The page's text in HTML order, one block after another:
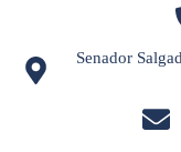
Senador